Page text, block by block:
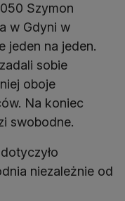
Szymon
w Gdyni w
jeden na jeden.
sobie
oboje
Na koniec
swobodne.
niezależnie od